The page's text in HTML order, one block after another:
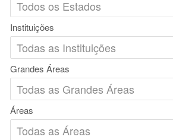
Instituições
Grandes Áreas
Áreas